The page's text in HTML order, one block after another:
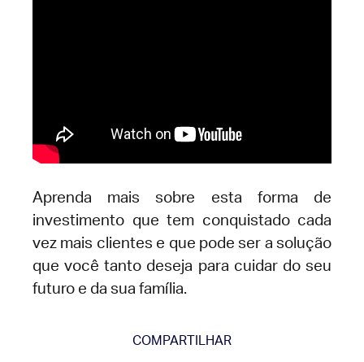
Aprenda mais sobre esta forma de
investimento que tem conquistado cada
vez mais clientes e que pode ser a solução
que você tanto deseja para cuidar do seu
futuro e da sua família.
COMPARTILHAR